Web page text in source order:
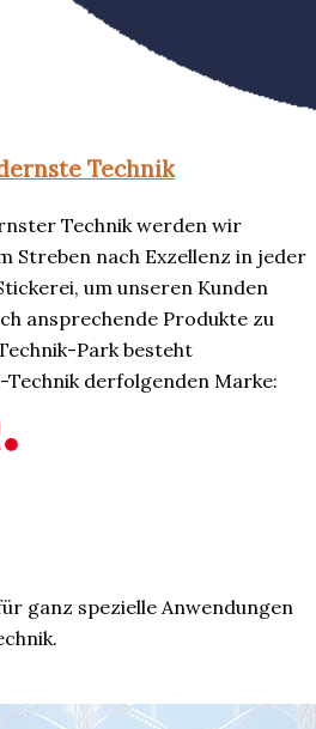
Technik
Technik werden wir
Streben nach Exzellenz in jeder
um unseren Kunden
ansprechende Produkte zu
Park besteht
Technik derfolgenden Marke:
ganz spezielle Anwendungen